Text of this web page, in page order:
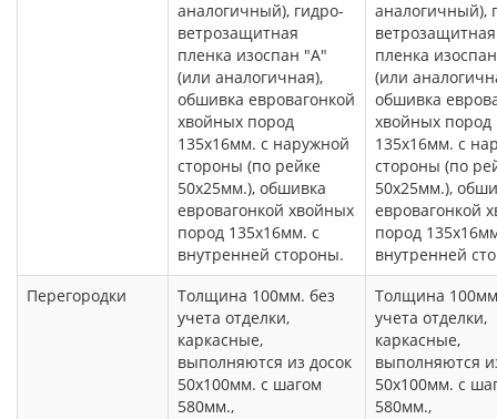
аналогичный), гидро-
ветрозащитная
пленка изоспан "А"
(или аналогичная),
обшивка евровагонкой
хвойных пород
135х16мм. с наружной
стороны (по рейке
50х25мм.), обшивка
евровагонкой хвойных
пород 135х16мм. с
внутренней стороны.
аналогичный),
ветрозащитная
пленка
(или
обшивка
хвойных пород
135х16мм. с
стороны (по
50х25мм.),
евровагонкой
пород
внутренней
Перегородки
Толщина 100мм. без
учета отделки,
каркасные,
выполняются из досок
50х100мм. с шагом
580мм.,
Толщина
учета отделки,
каркасные,
выполняются
50х100мм. с
580мм.,